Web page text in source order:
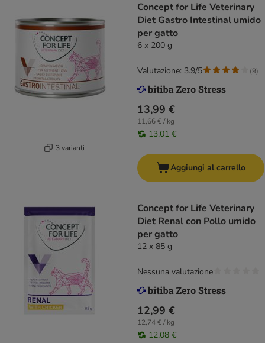
3 varianti
Concept for Life Veterinary
Diet Gastro Intestinal umido
per gatto
6 x 200 g
13,99 €
11,66 € / kg
13,01 €
Valutazione: 3.9/5 (9)
Aggiungi al carrello
Concept for Life Veterinary
Diet Renal con Pollo umido
per gatto
12 x 85 g
12,99 €
12,74 € / kg
12,08 €
Nessuna valutazione